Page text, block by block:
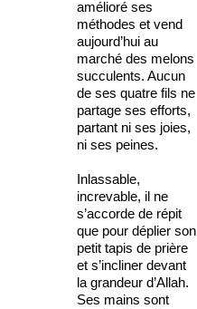
amélioré ses
méthodes et vend
aujourd’hui au
marché des melons
succulents. Aucun
de ses quatre fils ne
partage ses efforts,
partant ni ses joies,
ni ses peines.
Inlassable,
increvable, il ne
s’accorde de répit
que pour déplier son
petit tapis de prière
et s’incliner devant
la grandeur d’Allah.
Ses mains sont